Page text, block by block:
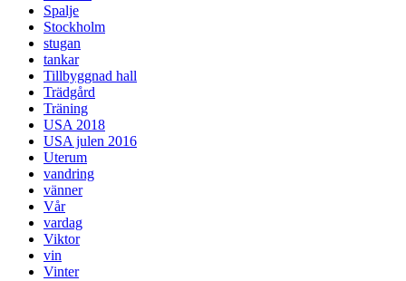
Spalje
Stockholm
stugan
tankar
Tillbyggnad hall
Trädgård
Träning
USA 2018
USA julen 2016
Uterum
vandring
vänner
Vår
vardag
Viktor
vin
Vinter